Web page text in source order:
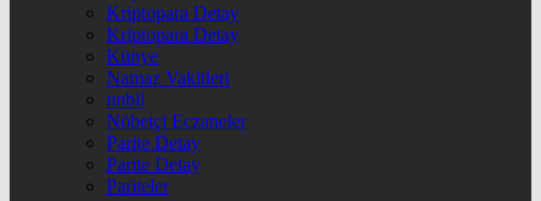
Kriptopara Detay
Kriptopara Detay
Künye
Namaz Vakitleri
nnbil
Nöbetçi Eczaneler
Parite Detay
Parite Detay
Pariteler